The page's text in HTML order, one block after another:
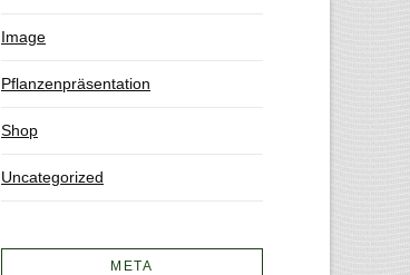
Image
Pflanzenpräsentation
Shop
Uncategorized
META